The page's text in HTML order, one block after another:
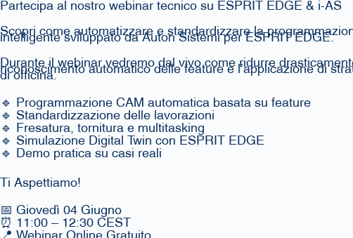
Partecipa al nostro webinar tecnico su ESPRIT EDGE & i-AS
Scopri come automatizzare e standardizzare la
intelligente sviluppato da Auton Sistemi per ESPRIT EDGE.
Durante il webinar vedremo dal vivo come ridurre
riconoscimento automatico delle feature e l’applicazione di
di officina.
🔹 Programmazione CAM automatica basata su feature
🔹 Standardizzazione delle lavorazioni
🔹 Fresatura, tornitura e multitasking
🔹 Simulazione Digital Twin con ESPRIT EDGE
🔹 Demo pratica su casi reali
Ti Aspettiamo!
📅 Giovedì 04 Giugno
⏰ 11:00 – 12:30 CEST
📍 Webinar Online Gratuito